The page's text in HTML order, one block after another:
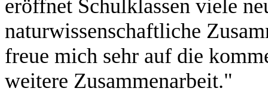
eröffnet Schulklassen viele
naturwissenschaftliche
freue mich sehr auf die
weitere Zusammenarbeit."